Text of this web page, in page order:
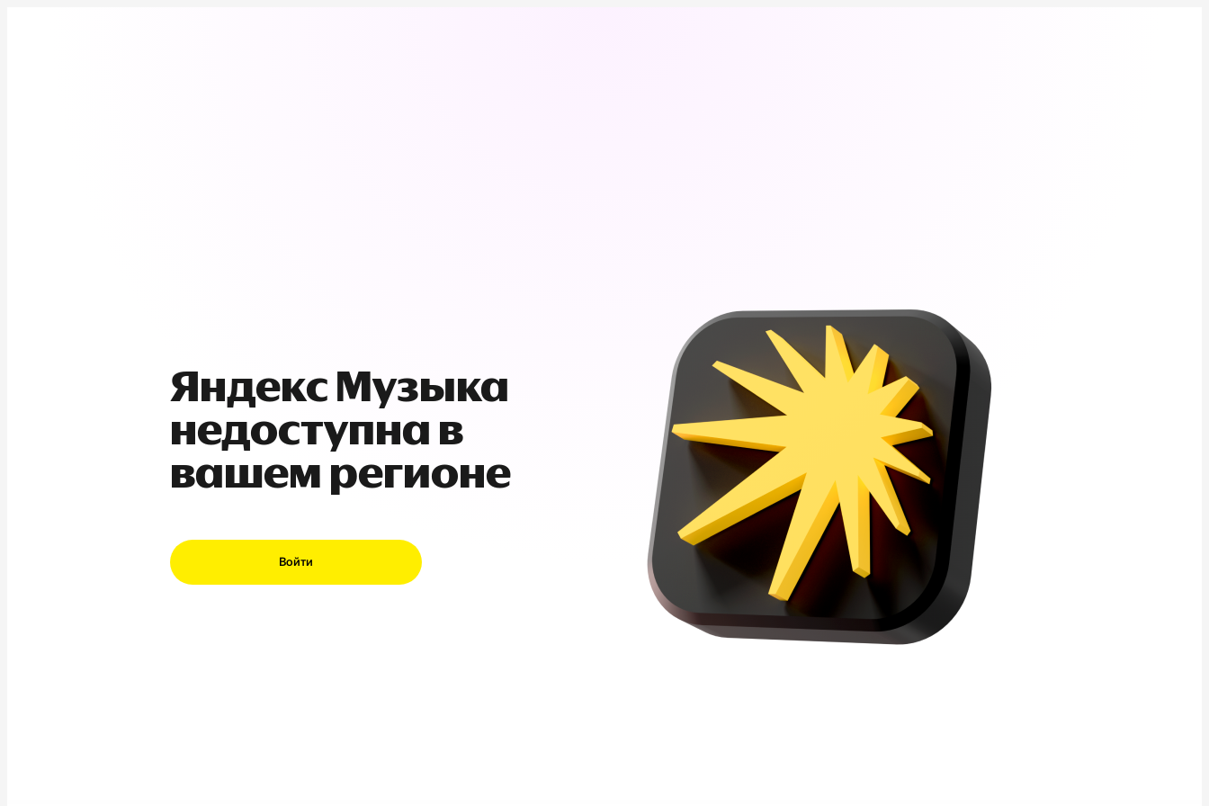
Яндекс Музыка
недоступна в
вашем регионе
Войти